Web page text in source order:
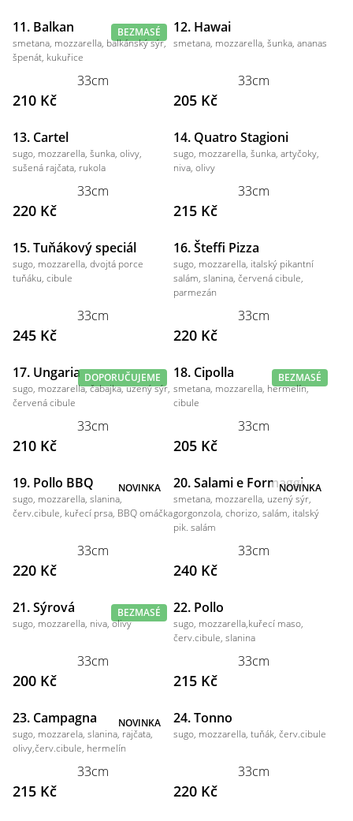
BEZMASÉ
11. Balkan
smetana, mozzarella, balkánský sýr,
špenát, kukuřice
33cm
210 Kč
12. Hawai
smetana, mozzarella, šunka, ananas
33cm
205 Kč
13. Cartel
sugo, mozzarella, šunka, olivy,
sušená rajčata, rukola
33cm
220 Kč
14. Quatro Stagioni
sugo, mozzarella, šunka, artyčoky,
niva, olivy
33cm
215 Kč
15. Tuňákový speciál
sugo, mozzarella, dvojtá porce
tuňáku, cibule
33cm
245 Kč
16. Šteffi Pizza
sugo, mozzarella, italský pikantní
salám, slanina, červená cibule,
parmezán
33cm
220 Kč
DOPORUČUJEME
17. Ungaria
sugo, mozzarella, čabajka, uzený sýr,
červená cibule
33cm
210 Kč
BEZMASÉ
18. Cipolla
smetana, mozzarella, hermelín,
cibule
33cm
205 Kč
NOVINKA
19. Pollo BBQ
sugo, mozzarella, slanina,
červ.cibule, kuřecí prsa, BBQ omáčka
33cm
220 Kč
NOVINKA
20. Salami e Formaggi
smetana, mozzarella, uzený sýr,
gorgonzola, chorizo, salám, italský
pik. salám
33cm
240 Kč
BEZMASÉ
21. Sýrová
sugo, mozzarella, niva, olivy
33cm
200 Kč
22. Pollo
sugo, mozzarella,kuřecí maso,
červ.cibule, slanina
33cm
215 Kč
NOVINKA
23. Campagna
sugo, mozzarela, slanina, rajčata,
olivy,červ.cibule, hermelín
33cm
215 Kč
24. Tonno
sugo, mozzarella, tuňák, červ.cibule
33cm
220 Kč